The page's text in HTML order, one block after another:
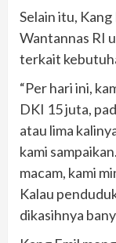
Selain itu,
Wantannas RI
terkait
“Per hari ini,
DKI 15 juta,
atau lima
kami
macam, kami
Kalau
dikasihnya